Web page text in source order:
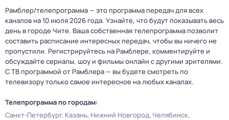
Рамблер/телепрограмма — это программа передач для всех
каналов на 10 июля 2026 года. Узнайте, что будут показывать весь
день в городе Чите. Ваша собственная телепрограмма позволит
составить расписание интересных передач, чтобы вы ничего не
пропустили. Регистрируйтесь на Рамблере, комментируйте и
обсуждайте сериалы, шоу и фильмы онлайн с другими зрителями.
С ТВ программой от Рамблера — вы будете смотреть по
телевизору только самое интересное на любых каналах.
Телепрограмма по городам:
Санкт-Петербург Казань Нижний Новгород Челябинск